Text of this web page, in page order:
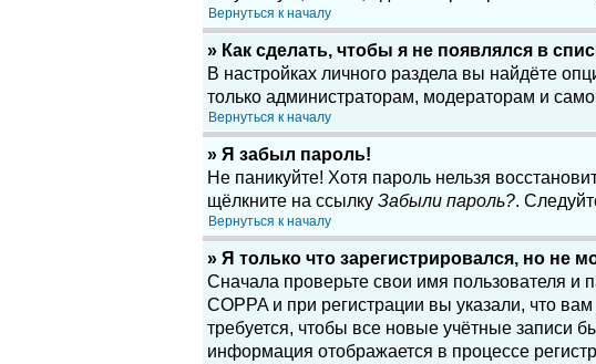
Вернуться к началу
» Как сделать, чтобы я не появлялся в
В настройках личного раздела вы найдёте
только администраторам, модераторам и
Вернуться к началу
» Я забыл пароль!
Не паникуйте! Хотя пароль нельзя
щёлкните на ссылку Забыли пароль?.
Вернуться к началу
» Я только что зарегистрировался, но не
Сначала проверьте свои имя пользователя
COPPA и при регистрации вы указали, что
требуется, чтобы все новые учётные записи
информация отображается в процессе